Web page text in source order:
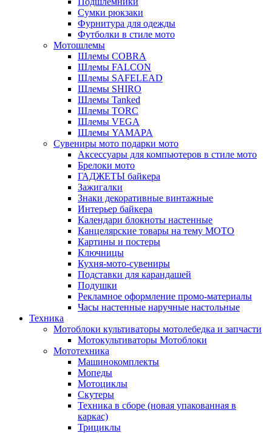
Сумки рюкзаки
Фурнитура для одежды
Футболки в стиле мото
Мотошлемы
Шлемы COBRA
Шлемы FALCON
Шлемы SAFELEAD
Шлемы SHIRO
Шлемы Tanked
Шлемы TORC
Шлемы VEGA
Шлемы YAMAPA
Сувениры мото подарки мото
Аксессуары для компьютеров в стиле мото
Брелоки мото
ГАДЖЕТЫ байкера
Зажигалки
Знаки декоративные винтажные
Интерьер байкера
Календари блокноты настенные
Канцелярские товары на тему МОТО
Картины и постеры
Ключницы
Кухня-мото-сувениры
Подставки для карандашей
Подушки
Рекламное оформление промо-материалы
Часы настенные наручные настольные
Техника
Мотоблоки культиваторы мотолебедка и запчасти
Мотокультиваторы Мотоблоки
Мототехника
Машинокомплекты
Мопеды
Мотоциклы
Скутеры
Техника в сборе (новая упакованная в
каркас)
Трициклы